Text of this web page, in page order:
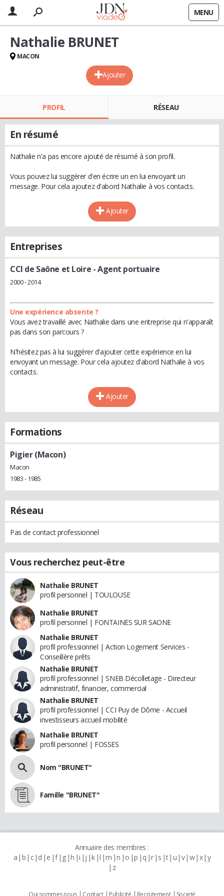
MENU
Ajouter
Nathalie BRUNET
MACON
PROFIL RÉSEAU
En résumé
Nathalie n'a pas encore ajouté de résumé à son profil.
Vous pouvez lui suggérer d'en écrire un en lui envoyant un
message. Pour cela ajoutez d'abord Nathalie à vos contacts.
Ajouter
Entreprises
CCI de Saône et Loire - Agent portuaire
2000 - 2014
Une expérience absente ?
Vous avez travaillé avec Nathalie dans une entreprise qui n'apparaît
pas dans son parcours ?
N'hésitez pas à lui suggérer d'ajouter cette expérience en lui
envoyant un message. Pour cela ajoutez d'abord Nathalie à vos
contacts.
Ajouter
Formations
Pigier (Macon)
Macon
1983 - 1985
Réseau
Pas de contact professionnel
Vous recherchez peut-être
Nathalie BRUNET
profil personnel | TOULOUSE
Nathalie BRUNET
profil personnel | FONTAINES SUR SAONE
Nathalie BRUNET
profil professionnel | Action Logement Services -
Conseillère prêts
Nathalie BRUNET
profil professionnel | SNEB Décolletage - Directeur
administratif, financier, commercial
Nathalie BRUNET
profil professionnel | CCI Puy de Dôme - Accueil
investisseurs accueil mobilité
Nathalie BRUNET
profil personnel | FOSSES
Nom "BRUNET"
Famille "BRUNET"
Annuaire des membres :
a b c d e f g h i j k l m n o p q r s t u v w x y
z